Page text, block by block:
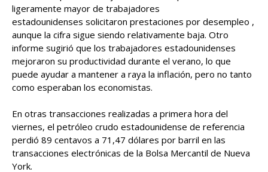
ligeramente mayor de trabajadores
estadounidenses solicitaron prestaciones por desempleo ,
aunque la cifra sigue siendo relativamente baja. Otro
informe sugirió que los trabajadores estadounidenses
mejoraron su productividad durante el verano, lo que
puede ayudar a mantener a raya la inflación, pero no tanto
como esperaban los economistas.
En otras transacciones realizadas a primera hora del
viernes, el petróleo crudo estadounidense de referencia
perdió 89 centavos a 71,47 dólares por barril en las
transacciones electrónicas de la Bolsa Mercantil de Nueva
York.